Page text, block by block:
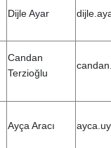
Dijle Ayar
Candan
Terzioğlu
Ayça Aracı